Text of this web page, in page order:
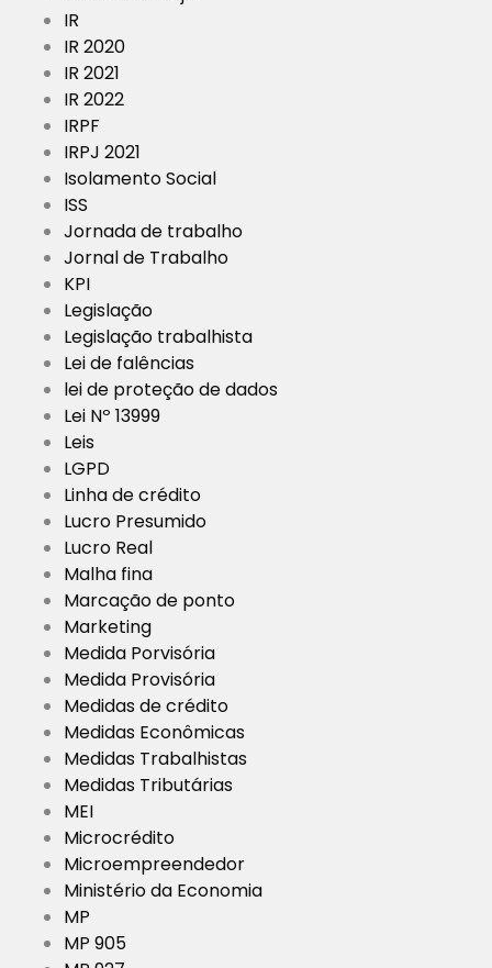
IR
IR 2020
IR 2021
IR 2022
IRPF
IRPJ 2021
Isolamento Social
ISS
Jornada de trabalho
Jornal de Trabalho
KPI
Legislação
Legislação trabalhista
Lei de falências
lei de proteção de dados
Lei Nº 13999
Leis
LGPD
Linha de crédito
Lucro Presumido
Lucro Real
Malha fina
Marcação de ponto
Marketing
Medida Porvisória
Medida Provisória
Medidas de crédito
Medidas Econômicas
Medidas Trabalhistas
Medidas Tributárias
MEI
Microcrédito
Microempreendedor
Ministério da Economia
MP
MP 905